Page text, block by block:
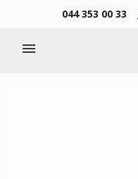
044 353 00 33
menu